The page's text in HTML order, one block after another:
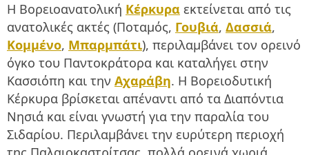
Η Βορειοανατολική Κέρκυρα εκτείνεται από τις
ανατολικές ακτές (Ποταμός, Γουβιά, Δασσιά,
Κομμένο, Μπαρμπάτι), περιλαμβάνει τον ορεινό
όγκο του Παντοκράτορα και καταλήγει στην
Κασσιόπη και την Αχαράβη. Η Βορειοδυτική
Κέρκυρα βρίσκεται απέναντι από τα Διαπόντια
Νησιά και είναι γνωστή για την παραλία του
Σιδαρίου. Περιλαμβάνει την ευρύτερη περιοχή